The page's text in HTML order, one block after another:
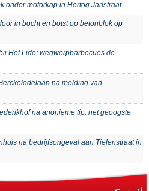
onder motorkap in Hertog Janstraat
in bocht en botst op betonblok op
Het Lido: wegwerpbarbecues de
na melding van
na anonieme tip: net geoogste
na bedrijfsongeval aan Tielenstraat in